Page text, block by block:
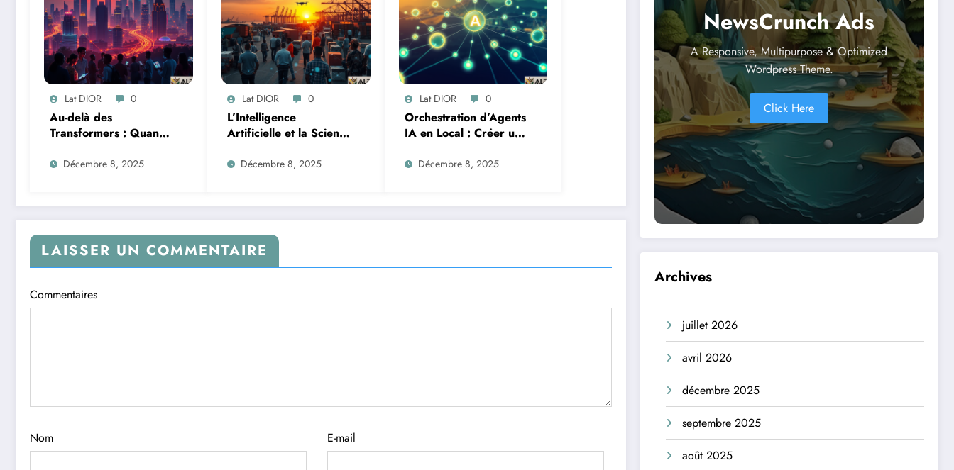
Lat DIOR 0
Au-delà des
Transformers : Quand
les Mélanges d’Experts
Redéfinissent
Décembre 8, 2025
Lat DIOR 0
L’Intelligence
Artificielle et la Science
des Données : Moteurs
de la Transformation
Afrique
Décembre 8, 2025
Lat DIOR 0
Orchestration d’Agents
IA en Local : Créer un
Système Multi-Agent
Autonome avec
Décembre 8, 2025
LAISSER UN COMMENTAIRE
Commentaires
Nom E-mail
NewsCrunch Ads
A Responsive, Multipurpose & Optimized
Wordpress Theme.
Click Here
Archives
juillet 2026
avril 2026
décembre 2025
septembre 2025
août 2025